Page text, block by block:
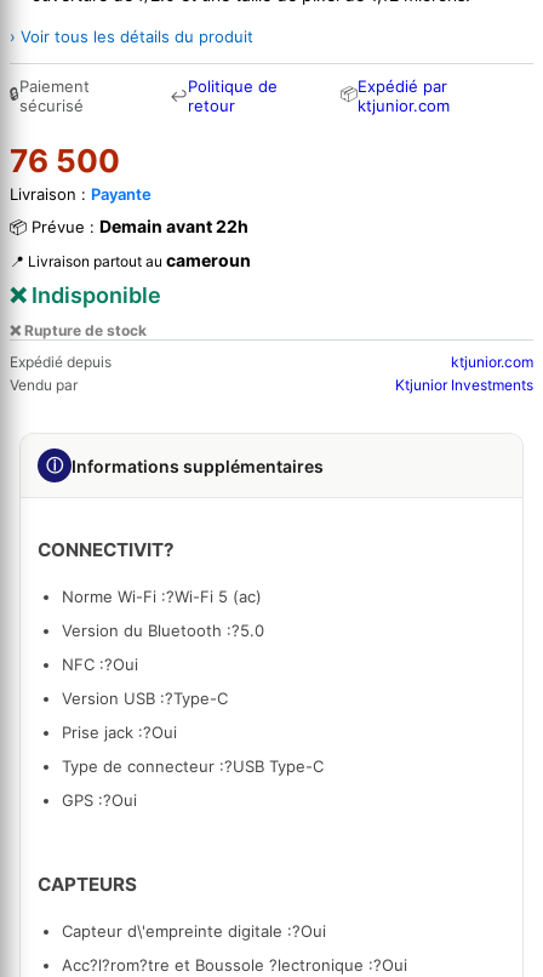
› Voir tous les détails du produit
🔒Paiement
sécurisé
↩Politique de
retour
📦Expédié par
ktjunior.com
76 500
Livraison : Payante
📦 Prévue : Demain avant 22h
📍 Livraison partout au cameroun
❌ Indisponible
❌ Rupture de stock
Expédié depuis
ktjunior.com
Vendu par
Ktjunior Investments
ⓘ Informations supplémentaires
CONNECTIVIT?
Norme Wi-Fi :?Wi-Fi 5 (ac)
Version du Bluetooth :?5.0
NFC :?Oui
Version USB :?Type-C
Prise jack :?Oui
Type de connecteur :?USB Type-C
GPS :?Oui
CAPTEURS
Capteur d\'empreinte digitale :?Oui
Acc?l?rom?tre et Boussole ?lectronique :?Oui